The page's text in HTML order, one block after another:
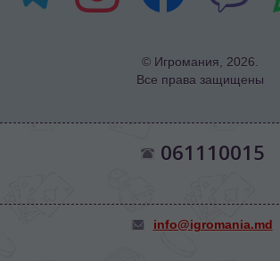
© Игромания, 2026.
Все права защищены
061110015
info@igromania.md